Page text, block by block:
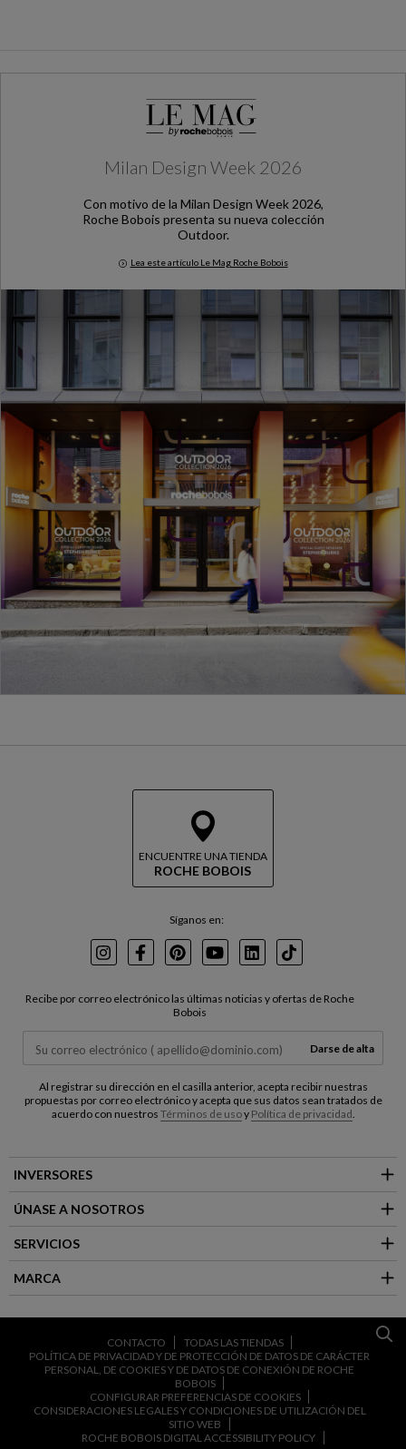
Milan Design Week 2026
Con motivo de la Milan Design Week 2026,
Roche Bobois presenta su nueva colección
Outdoor.
Lea este artículo Le Mag Roche Bobois
Milan Design Week 2026
ENCUENTRE UNA TIENDA
ROCHE BOBOIS
Síganos en:
InstagramFacebookPinterest
YoutubeLinkedInTikTok
Recibe por correo electrónico las últimas noticias y ofertas de Roche
Bobois
Darse de alta
Al registrar su dirección en el casilla anterior, acepta recibir nuestras
propuestas por correo electrónico y acepta que sus datos sean tratados de
acuerdo con nuestros Términos de usoy Política de privacidad.
INVERSORES
ÚNASE A NOSOTROS
SERVICIOS
MARCA
CONTACTO
TODAS LAS TIENDAS
POLÍTICA DE PRIVACIDAD Y DE PROTECCIÓN DE DATOS DE CARÁCTER
PERSONAL, DE COOKIES Y DE DATOS DE CONEXIÓN DE ROCHE
BOBOIS
CONFIGURAR PREFERENCIAS DE COOKIES
CONSIDERACIONES LEGALES Y CONDICIONES DE UTILIZACIÓN DEL
SITIO WEB
ROCHE BOBOIS DIGITAL ACCESSIBILITY POLICY